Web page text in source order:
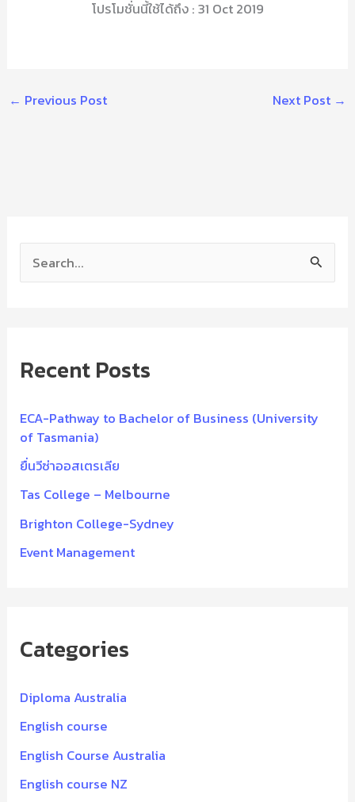
โปรโมชั่นนี้ใช้ได้ถึง : 31 Oct 2019
← Previous Post Next Post →
c
f
o
r
:
Recent Posts
ECA-Pathway to Bachelor of Business (University
of Tasmania)
ยื่นวีซ่าออสเตรเลีย
Tas College – Melbourne
Brighton College-Sydney
Event Management
Categories
Diploma Australia
English course
English Course Australia
English course NZ